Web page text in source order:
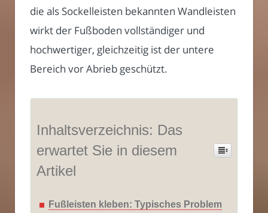
die als Sockelleisten bekannten Wandleisten
wirkt der Fußboden vollständiger und
hochwertiger, gleichzeitig ist der untere
Bereich vor Abrieb geschützt.
Inhaltsverzeichnis: Das
erwartet Sie in diesem
Artikel
Fußleisten kleben: Typisches Problem